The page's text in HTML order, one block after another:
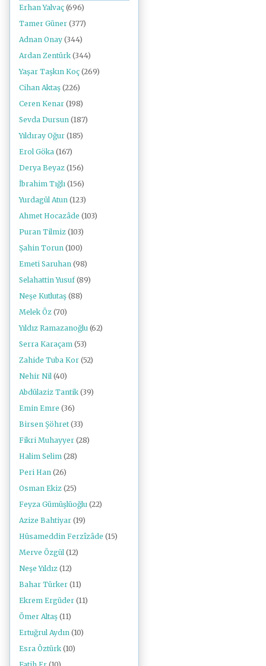
Erhan Yalvaç (696)
Tamer Güner (377)
Adnan Onay (344)
Ardan Zentürk (344)
Yaşar Taşkın Koç (269)
Cihan Aktaş (226)
Ceren Kenar (198)
Sevda Dursun (187)
Yıldıray Oğur (185)
Erol Göka (167)
Derya Beyaz (156)
İbrahim Tığlı (156)
Yurdagül Atun (123)
Ahmet Hocazâde (103)
Puran Tilmiz (103)
Şahin Torun (100)
Emeti Saruhan (98)
Selahattin Yusuf (89)
Neşe Kutlutaş (88)
Melek Öz (70)
Yıldız Ramazanoğlu (62)
Serra Karaçam (53)
Zahide Tuba Kor (52)
Nehir Nil (40)
Abdülaziz Tantik (39)
Emin Emre (36)
Birsen Şöhret (33)
Fikri Muhayyer (28)
Halim Selim (28)
Peri Han (26)
Osman Ekiz (25)
Feyza Gümüşlüoğlu (22)
Azize Bahtiyar (19)
Hüsameddin Ferzîzâde (15)
Merve Özgül (12)
Neşe Yıldız (12)
Bahar Türker (11)
Ekrem Ergüder (11)
Ömer Altaş (11)
Ertuğrul Aydın (10)
Esra Öztürk (10)